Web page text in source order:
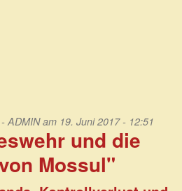
ADMINam 19. Juni 2017 - 12:51
und die
Mossul"